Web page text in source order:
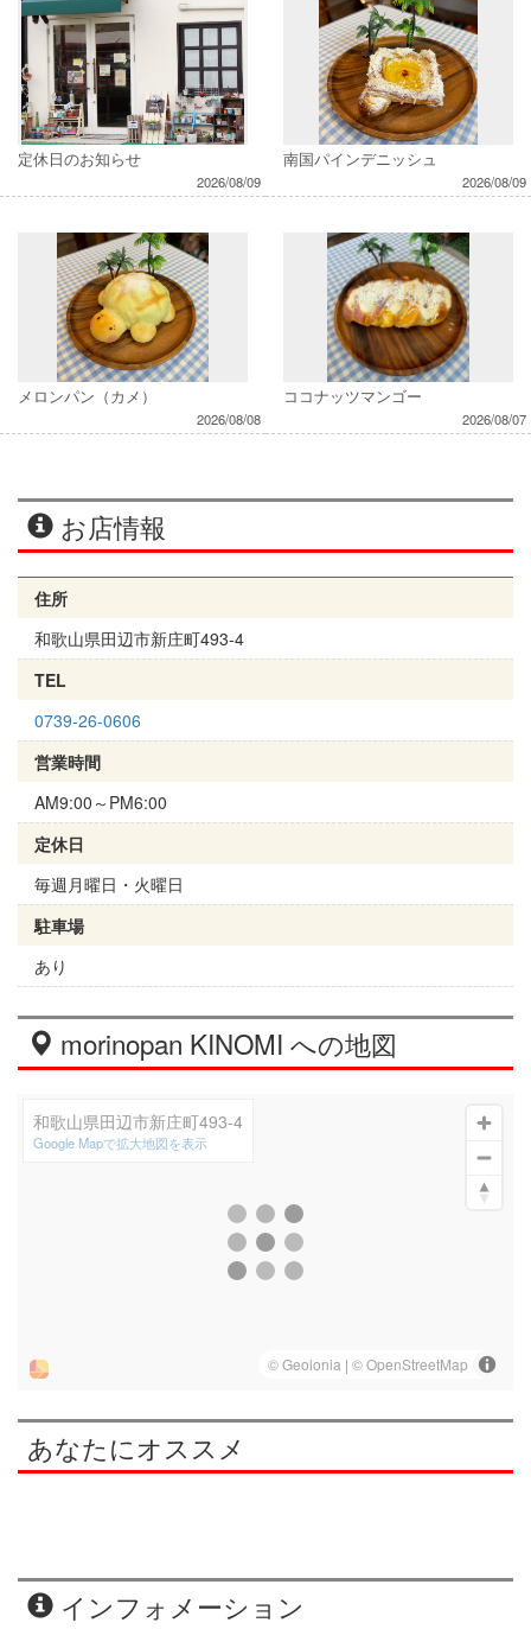
定休日のお知らせ
2026/08/09
南国パインデニッシュ
2026/08/09
メロンパン（カメ）
2026/08/08
ココナッツマンゴー
2026/08/07
お店情報
住所
和歌山県田辺市新庄町493-4
TEL
0739-26-0606
営業時間
AM9:00～PM6:00
定休日
毎週月曜日・火曜日
駐車場
あり
morinopan KINOMI への地図
和歌山県田辺市新庄町493-4
Google Mapで拡大地図を表示
あなたにオススメ
インフォメーション